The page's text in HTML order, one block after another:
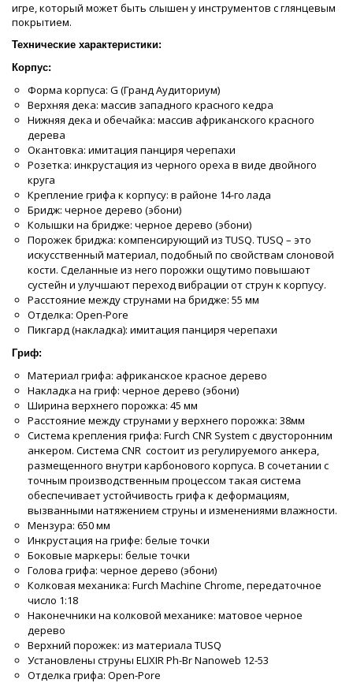
игре, который может быть слышен у инструментов с глянцевым
покрытием.
Технические характеристики:
Корпус:
Форма корпуса: G (Гранд Аудиториум)
Верхняя дека: массив западного красного кедра
Нижняя дека и обечайка: массив африканского красного
дерева
Окантовка: имитация панциря черепахи
Розетка: инкрустация из черного ореха в виде двойного
круга
Крепление грифа к корпусу: в районе 14-го лада
Бридж: черное дерево (эбони)
Колышки на бридже: черное дерево (эбони)
Порожек бриджа: компенсирующий из TUSQ. TUSQ – это
искусственный материал, подобный по свойствам слоновой
кости. Сделанные из него порожки ощутимо повышают
сустейн и улучшают переход вибрации от струн к корпусу.
Расстояние между струнами на бридже: 55 мм
Отделка: Open-Pore
Пикгард (накладка): имитация панциря черепахи
Гриф:
Материал грифа: африканское красное дерево
Накладка на гриф: черное дерево (эбони)
Ширина верхнего порожка: 45 мм
Расстояние между струнами у верхнего порожка: 38мм
Система крепления грифа: Furch CNR System с двусторонним
анкером. Система CNR состоит из регулируемого анкера,
размещенного внутри карбонового корпуса. В сочетании с
точным производственным процессом такая система
обеспечивает устойчивость грифа к деформациям,
вызванными натяжением струны и изменениями влажности.
Мензура: 650 мм
Инкрустация на грифе: белые точки
Боковые маркеры: белые точки
Голова грифа: черное дерево (эбони)
Колковая механика: Furch Machine Chrome, передаточное
число 1:18
Наконечники на колковой механике: матовое черное
дерево
Верхний порожек: из материала TUSQ
Установлены струны ELIXIR Ph-Br Nanoweb 12-53
Отделка грифа: Open-Pore